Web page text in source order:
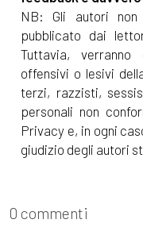
Distanza,
incipit
[20]Il
Johnny
Novembre
orizzonti, a
NB: Gli autori non
pubblicato dai
Tuttavia,
offensivi o lesivi
terzi, razzisti,
personali non
Privacy e, in ogni
giudizio degli autori
0 commenti